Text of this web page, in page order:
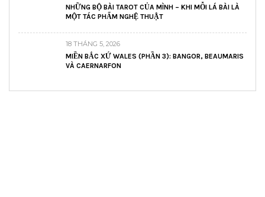
NHỮNG BỘ BÀI TAROT CỦA MÌNH – KHI MỖI LÁ BÀI LÀ
MỘT TÁC PHẨM NGHỆ THUẬT
18 THÁNG 5, 2026
MIỀN BẮC XỨ WALES (PHẦN 3): BANGOR, BEAUMARIS
VÀ CAERNARFON